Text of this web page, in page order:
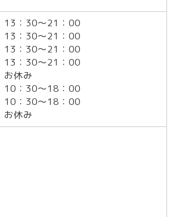
13：30～21：00
13：30～21：00
13：30～21：00
13：30～21：00
お休み
10：30～18：00
10：30～18：00
お休み